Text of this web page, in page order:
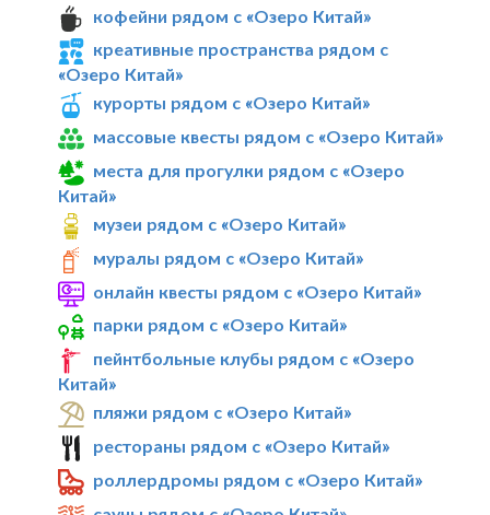
кофейни рядом с «Озеро Китай»
креативные пространства рядом с
«Озеро Китай»
курорты рядом с «Озеро Китай»
массовые квесты рядом с «Озеро Китай»
места для прогулки рядом с «Озеро
Китай»
музеи рядом с «Озеро Китай»
муралы рядом с «Озеро Китай»
онлайн квесты рядом с «Озеро Китай»
парки рядом с «Озеро Китай»
пейнтбольные клубы рядом с «Озеро
Китай»
пляжи рядом с «Озеро Китай»
рестораны рядом с «Озеро Китай»
роллердромы рядом с «Озеро Китай»